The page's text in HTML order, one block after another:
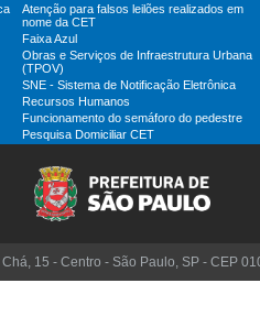
Atenção para falsos leilões realizados em
nome da CET
Faixa Azul
Obras e Serviços de Infraestrutura Urbana
(TPOV)
SNE - Sistema de Notificação Eletrônica
Recursos Humanos
Funcionamento do semáforo do pedestre
Pesquisa Domiciliar CET
15 - Centro - São Paulo, SP - CEP